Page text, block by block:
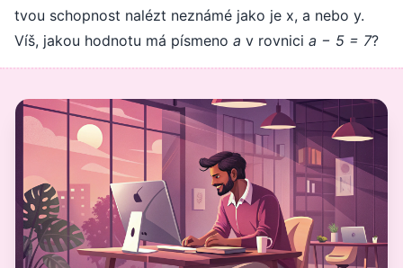
tvou schopnost nalézt neznámé jako je x, a nebo y.
Víš, jakou hodnotu má písmeno a v rovnici a − 5 = 7?